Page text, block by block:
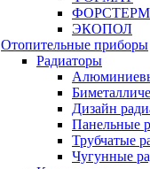
ФОРСТЕРМ
ЭКОПОЛ
Отопительные приборы
Радиаторы
Дизайн
Панельные
Трубчатые
Чугунные